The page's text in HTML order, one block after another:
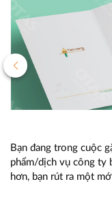
Bạn đang trong cuộc
phẩm/dịch vụ công ty
hơn, bạn rút ra một